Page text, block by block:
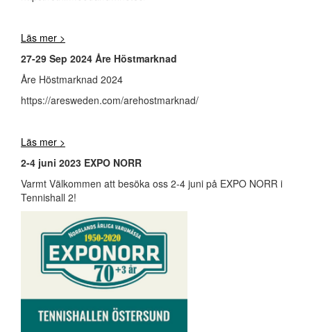
Läs mer >
27-29 Sep 2024 Åre Höstmarknad
Åre Höstmarknad 2024
https://aresweden.com/arehostmarknad/
Läs mer >
2-4 juni 2023 EXPO NORR
Varmt Välkommen att besöka oss 2-4 juni på EXPO NORR i
Tennishall 2!